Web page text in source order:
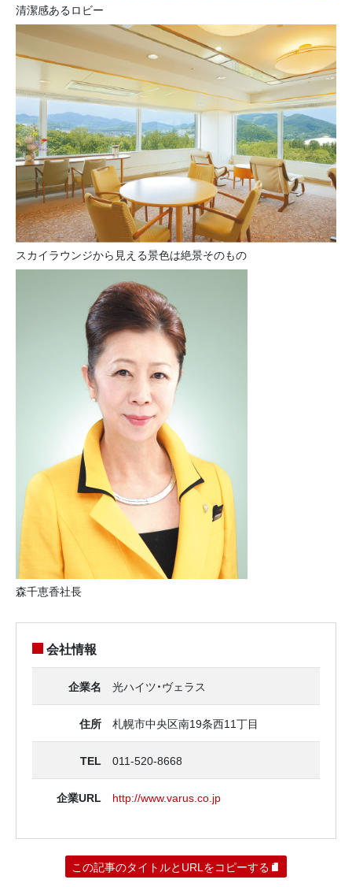
清潔感あるロビー
スカイラウンジから見える景色は絶景そのもの
森千恵香社長
会社情報
企業名 光ハイツ・ヴェラス
住所 札幌市中央区南19条西11丁目
TEL 011-520-8668
企業URL http://www.varus.co.jp
この記事のタイトルとURLをコピーする